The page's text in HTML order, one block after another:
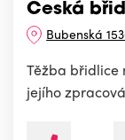
Česká
Bubenská
Těžba břidlice
jejího